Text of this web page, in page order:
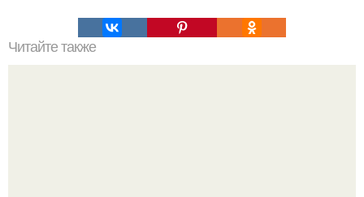
Читайте также